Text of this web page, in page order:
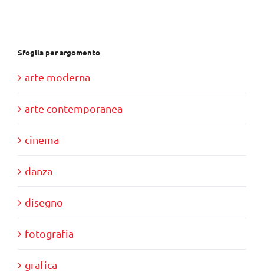
Sfoglia per argomento
arte moderna
arte contemporanea
cinema
danza
disegno
fotografia
grafica